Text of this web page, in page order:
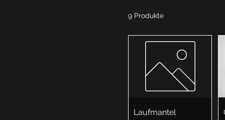
9 Produkte
Laufmantel